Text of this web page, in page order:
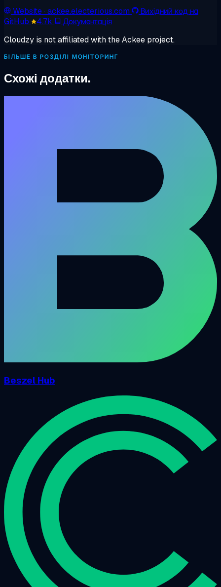
Website· ackee.electerious.com
Вихідний код на
GitHub
4.7k
Документація
Cloudzy is not affiliated with the Ackee project.
БІЛЬШЕ В РОЗДІЛІ МОНІТОРИНГ
Схожі додатки.
Beszel Hub